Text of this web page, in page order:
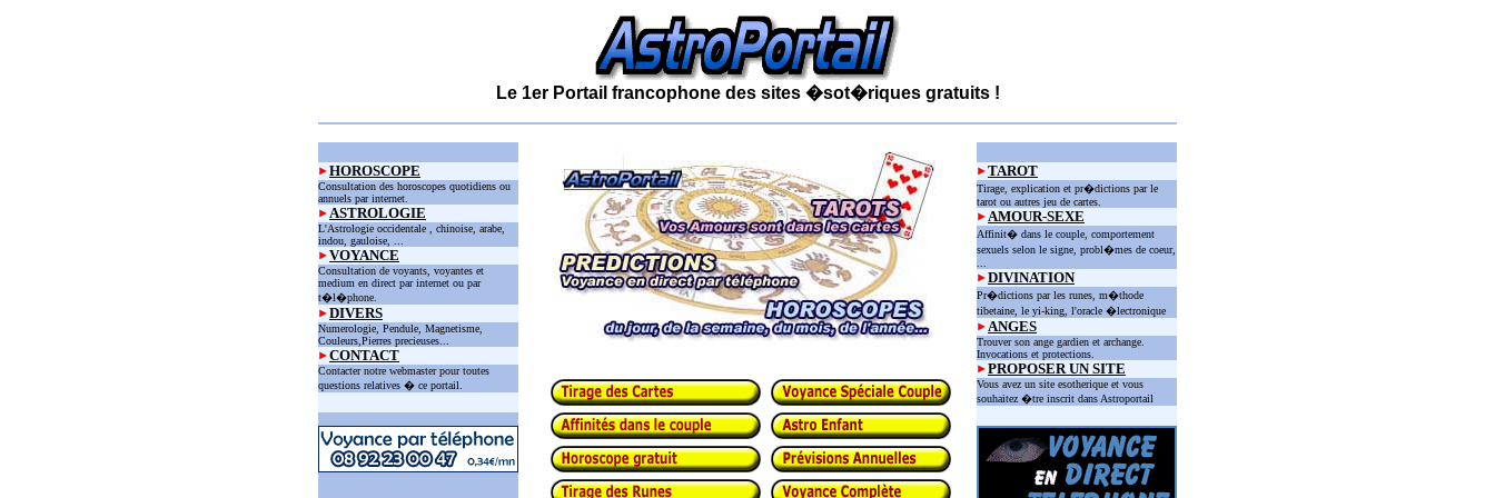
Le 1er Portail francophone des sites �sot�riques gratuits !
HOROSCOPE
Consultation des horoscopes quotidiens ou
annuels par internet.
ASTROLOGIE
L'Astrologie occidentale , chinoise, arabe,
indou, gauloise, ...
VOYANCE
Consultation de voyants, voyantes et
medium en direct par internet ou par
t�l�phone.
DIVERS
Numerologie, Pendule, Magnetisme,
Couleurs,Pierres precieuses...
CONTACT
Contacter notre webmaster pour toutes
questions relatives � ce portail.
TAROT
Tirage, explication et pr�dictions par le
tarot ou autres jeu de cartes.
AMOUR-SEXE
Affinit� dans le couple, comportement
sexuels selon le signe, probl�mes de coeur,
DIVINATION
Pr�dictions par les runes, m�thode
tibetaine, le yi-king, l'oracle �lectronique
ANGES
Trouver son ange gardien et archange.
Invocations et protections.
PROPOSER UN SITE
Vous avez un site esotherique et vous
souhaitez �tre inscrit dans Astroportail